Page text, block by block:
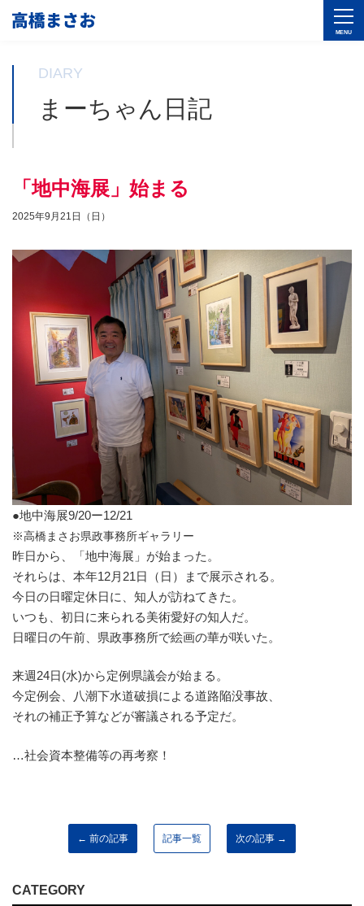
DIARY
まーちゃん日記
「地中海展」始まる
2025年9月21日（日）
●地中海展9/20ー12/21
※高橋まさお県政事務所ギャラリー
昨日から、「地中海展」が始まった。
それらは、本年12月21日（日）まで展示される。
今日の日曜定休日に、知人が訪ねてきた。
いつも、初日に来られる美術愛好の知人だ。
日曜日の午前、県政事務所で絵画の華が咲いた。
来週24日(水)から定例県議会が始まる。
今定例会、八潮下水道破損による道路陥没事故、
それの補正予算などが審議される予定だ。
…社会資本整備等の再考察！
← 前の記事 記事一覧 次の記事 →
CATEGORY